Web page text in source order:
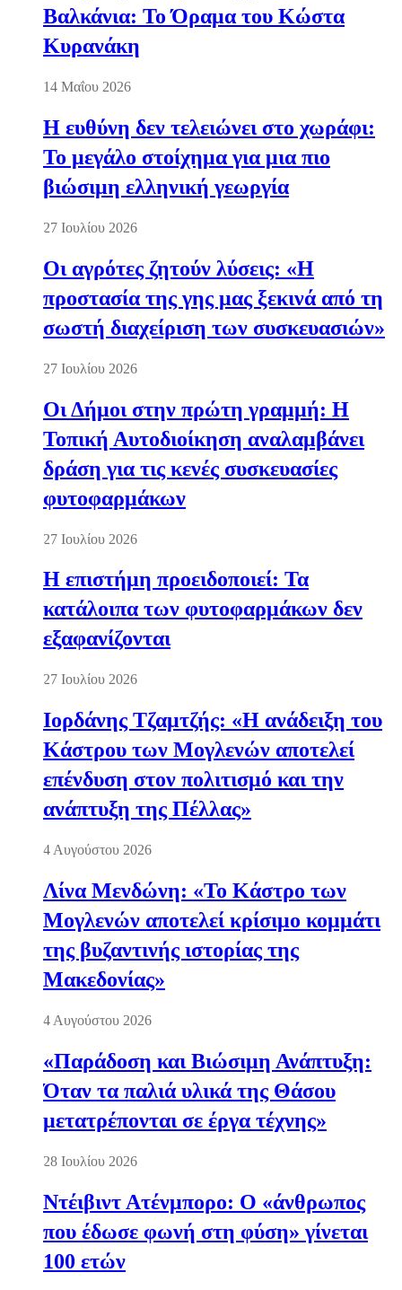
Βαλκάνια: Το Όραμα του Κώστα
Κυρανάκη
14 Μαΐου 2026
Η ευθύνη δεν τελειώνει στο χωράφι:
Το μεγάλο στοίχημα για μια πιο
βιώσιμη ελληνική γεωργία
27 Ιουλίου 2026
Οι αγρότες ζητούν λύσεις: «Η
προστασία της γης μας ξεκινά από τη
σωστή διαχείριση των συσκευασιών»
27 Ιουλίου 2026
Οι Δήμοι στην πρώτη γραμμή: Η
Τοπική Αυτοδιοίκηση αναλαμβάνει
δράση για τις κενές συσκευασίες
φυτοφαρμάκων
27 Ιουλίου 2026
Η επιστήμη προειδοποιεί: Τα
κατάλοιπα των φυτοφαρμάκων δεν
εξαφανίζονται
27 Ιουλίου 2026
Ιορδάνης Τζαμτζής: «Η ανάδειξη του
Κάστρου των Μογλενών αποτελεί
επένδυση στον πολιτισμό και την
ανάπτυξη της Πέλλας»
4 Αυγούστου 2026
Λίνα Μενδώνη: «Το Κάστρο των
Μογλενών αποτελεί κρίσιμο κομμάτι
της βυζαντινής ιστορίας της
Μακεδονίας»
4 Αυγούστου 2026
«Παράδοση και Βιώσιμη Ανάπτυξη:
Όταν τα παλιά υλικά της Θάσου
μετατρέπονται σε έργα τέχνης»
28 Ιουλίου 2026
Ντέιβιντ Ατένμπορο: Ο «άνθρωπος
που έδωσε φωνή στη φύση» γίνεται
100 ετών